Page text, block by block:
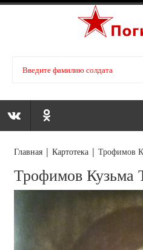
Главная |Картотека |Трофимов
Трофимов Кузьма